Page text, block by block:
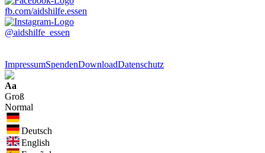
fb.com/aidshilfe.essen
@aidshilfe_essen
ImpressumSpendenDownloadDatenschutz
Aa
Groß
Normal
Deutsch
English